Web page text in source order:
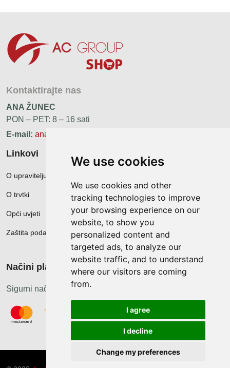
We use cookies
We use cookies and other
tracking technologies to improve
your browsing experience on our
website, to show you
personalized content and
targeted ads, to analyze our
website traffic, and to understand
where our visitors are coming
from.
I agree
I decline
Change my preferences
Kontaktirajte nas
ANA ŽUNEC
PON – PET: 8 – 16 sati
E-mail: ana.zunec@ac-group.hr
Linkovi
O upravitelju web portala
O trvtki
Opći uvjeti
Zaštita podataka
Načini plačanja
Sigurni načini plaćanja